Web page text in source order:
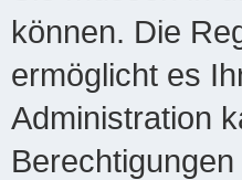
können. Die
ermöglicht es
Administration